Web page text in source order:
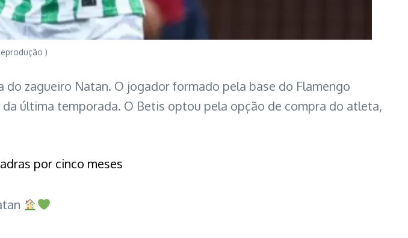
)
do zagueiro Natan. O jogador formado pela base do Flamengo
última temporada. O Betis optou pela opção de compra do atleta,
por cinco meses